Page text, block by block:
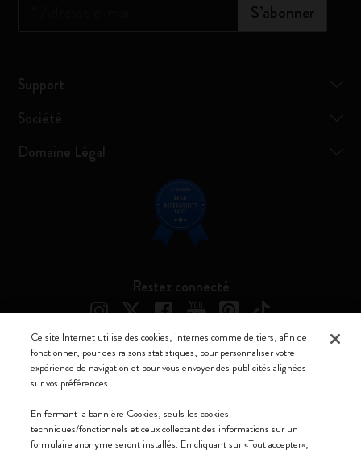
S’abonner
Support
Société
Domaine Légal
Restez connecté
Moleskine ® est une marque enregistrée de Moleskine Srl a socio unico
Italia - P. IVA / CCIAA n. 07234480965 - REA MI 1945400 - Cap.
Soc. €2.181.513,42
Ce site Internet utilise des cookies, internes comme de tiers, afin de
fonctionner, pour des raisons statistiques, pour personnaliser votre
expérience de navigation et pour vous envoyer des publicités alignées
sur vos préférences.
En fermant la bannière Cookies, seuls les cookies
techniques/fonctionnels et ceux collectant des informations sur un
formulaire anonyme seront installés. En cliquant sur «Tout accepter»,